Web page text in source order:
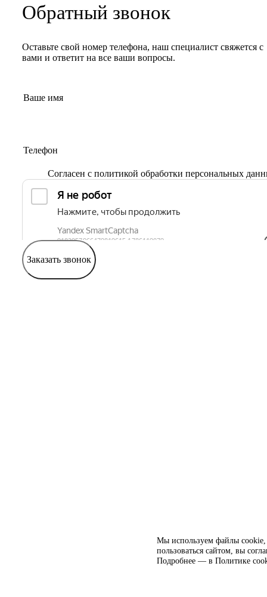
Мы используем файлы cookie,
пользоваться сайтом, вы
Подробнее — в Политике
Обратный звонок
Оставьте свой номер телефона, наш специалист свяжется с
вами и ответит на все ваши вопросы.
Согласен с политикой обработки персональных
Заказать звонок